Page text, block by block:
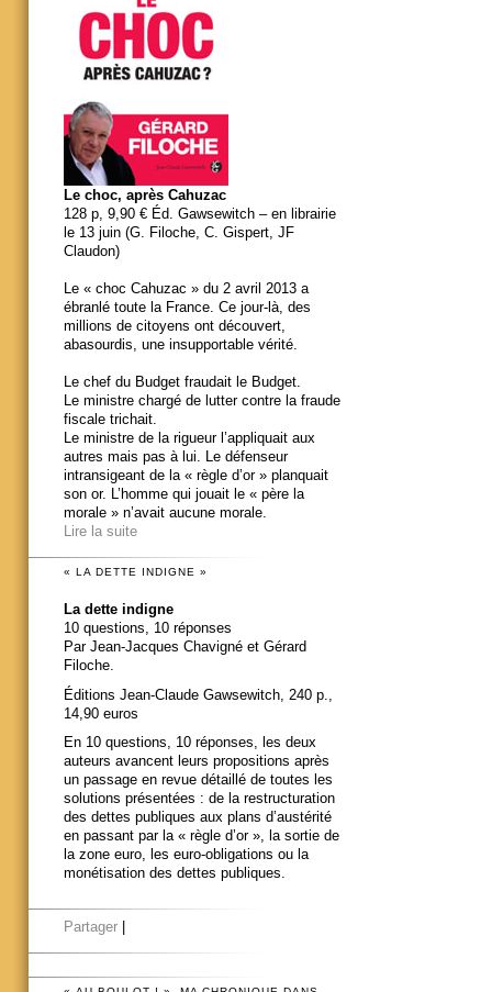
Le choc, après Cahuzac
128 p, 9,90 € Éd. Gawsewitch – en librairie
le 13 juin (G. Filoche, C. Gispert, JF
Claudon)
Le « choc Cahuzac » du 2 avril 2013 a
ébranlé toute la France. Ce jour-là, des
millions de citoyens ont découvert,
abasourdis, une insupportable vérité.
Le chef du Budget fraudait le Budget.
Le ministre chargé de lutter contre la fraude
fiscale trichait.
Le ministre de la rigueur l’appliquait aux
autres mais pas à lui. Le défenseur
intransigeant de la « règle d’or » planquait
son or. L’homme qui jouait le « père la
morale » n’avait aucune morale.
Lire la suite
« LA DETTE INDIGNE »
La dette indigne
10 questions, 10 réponses
Par Jean-Jacques Chavigné et Gérard
Filoche.
Éditions Jean-Claude Gawsewitch, 240 p.,
14,90 euros
En 10 questions, 10 réponses, les deux
auteurs avancent leurs propositions après
un passage en revue détaillé de toutes les
solutions présentées : de la restructuration
des dettes publiques aux plans d’austérité
en passant par la « règle d’or », la sortie de
la zone euro, les euro-obligations ou la
monétisation des dettes publiques.
Partager